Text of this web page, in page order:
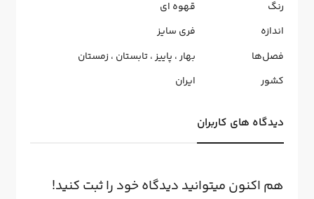
رنگ
قهوه ای
اندازه
فری سایز
فصل‌ها
بهار، پاییز،تابستان ، زمستان
کشور
ایران
دیدگاه های کاربران
هم اکنون میتوانید دیدگاه خود را ثبت کنید!